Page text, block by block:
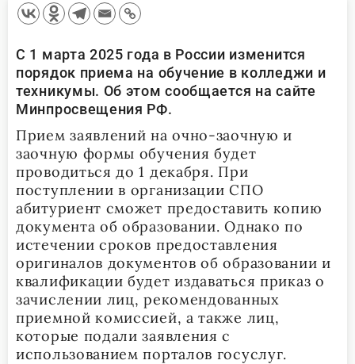
С 1 марта 2025 года в России изменится
порядок приема на обучение в колледжи и
техникумы. Об этом сообщается на сайте
Минпросвещения РФ.
Прием заявлений на очно-заочную и
заочную формы обучения будет
проводиться до 1 декабря. При
поступлении в организации СПО
абитуриент сможет предоставить копию
документа об образовании. Однако по
истечении сроков предоставления
оригиналов документов об образовании и
квалификации будет издаваться приказ о
зачислении лиц, рекомендованных
приемной комиссией, а также лиц,
которые подали заявления с
использованием порталов госуслуг.